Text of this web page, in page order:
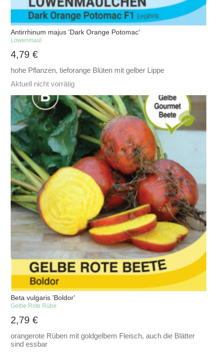
Antirrhinum majus 'Dark Orange Potomac'
Löwenmaul
4,79€
hohe Pflanzen, tieforange Blüten mit gelber Lippe
Aktuell nicht vorrätig
Beta vulgaris 'Boldor'
Gelbe Rote Rübe
2,79€
orangerote Rüben mit goldgelbem Fleisch, auch die Blätter
sind essbar